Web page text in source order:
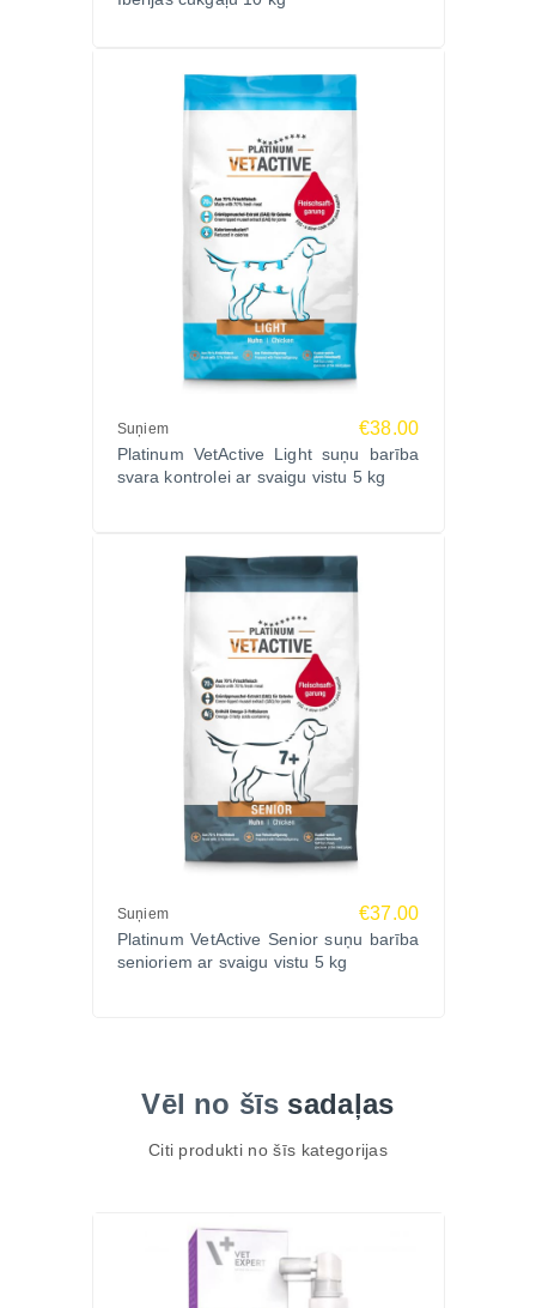
Suņiem €38.00
Platinum VetActive Light suņu barība
svara kontrolei ar svaigu vistu 5 kg
Suņiem €37.00
Platinum VetActive Senior suņu barība
senioriem ar svaigu vistu 5 kg
Vēl no šīs sadaļas
Citi produkti no šīs kategorijas